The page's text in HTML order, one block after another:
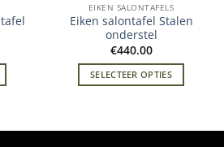
EIKEN SALONTAFELS
Eiken salontafel Stalen
onderstel
€440.00
SELECTEER OPTIES